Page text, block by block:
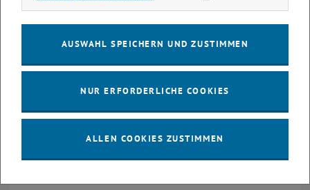
Festkörperphysik
Angelika Bosak
https://www.q-ms.org/
AUSWAHL SPEICHERN UND ZUSTIMMEN
NUR ERFORDERLICHE COOKIES
ALLEN COOKIES ZUSTIMMEN